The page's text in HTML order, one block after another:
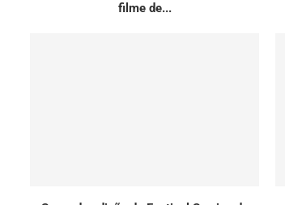
filme de...